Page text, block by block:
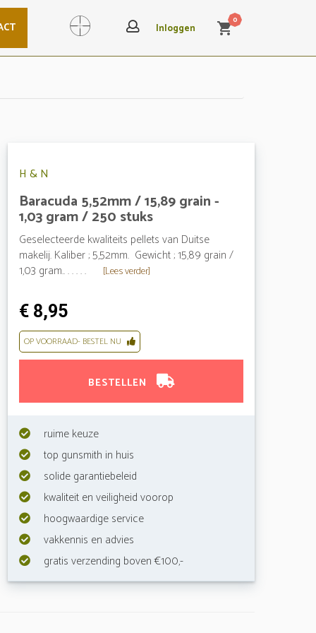
Inloggen shopping_cart0
Search
H & N
Baracuda 5,52mm / 15,89 grain -
1,03 gram / 250 stuks
Geselecteerde kwaliteits pellets van Duitse
makelij. Kaliber ; 5,52mm. Gewicht ; 15,89 grain /
1,03 gram.. . . . . .
[Lees verder]
€ 8,95
OP VOORRAAD- BESTEL NU
BESTELLEN
ruime keuze
top gunsmith in huis
solide garantiebeleid
kwaliteit en veiligheid voorop
hoogwaardige service
vakkennis en advies
gratis verzending boven €100,-